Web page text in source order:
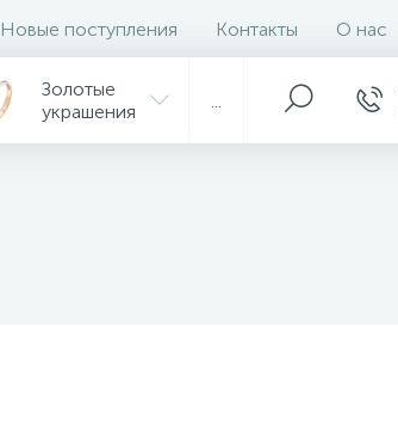
Новые поступления Контакты О нас
Золотые
украшения